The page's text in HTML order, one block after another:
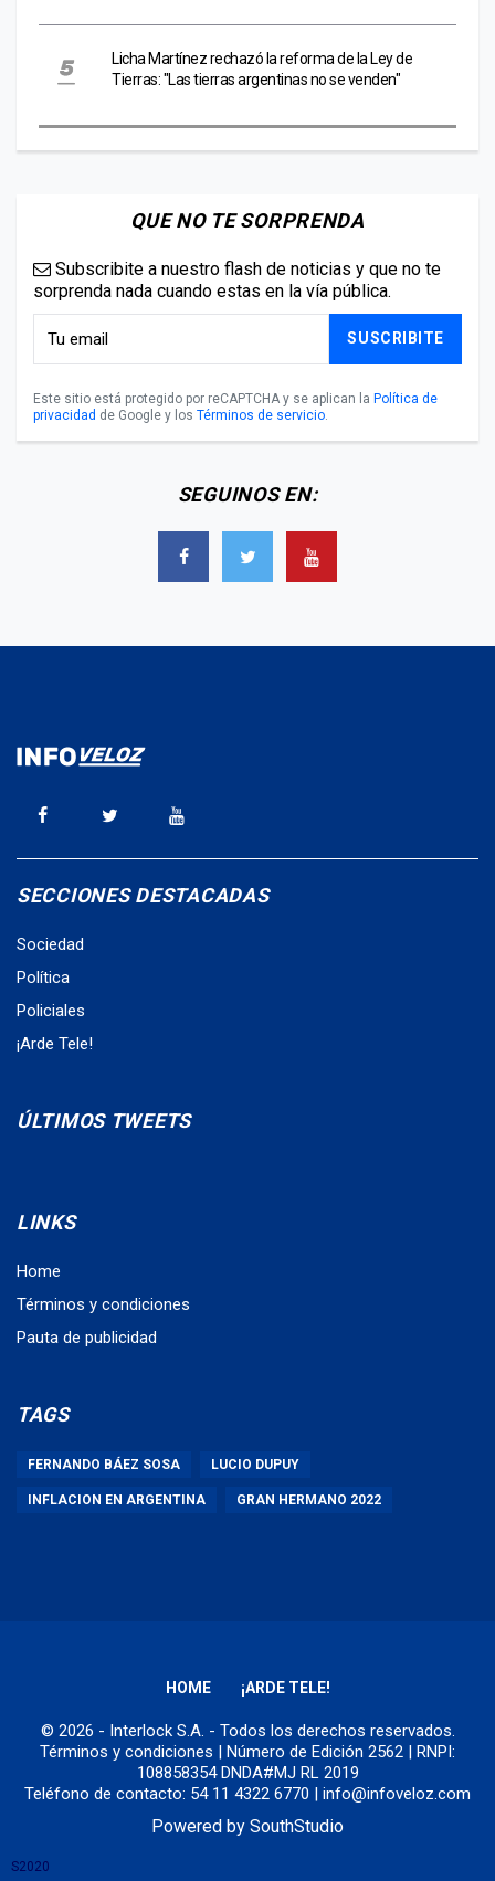
Licha Martínez rechazó la reforma de la Ley de
Tierras: "Las tierras argentinas no se venden"
QUE NO TE SORPRENDA
Subscribite a nuestro flash de noticias y que no te
sorprenda nada cuando estas en la vía pública.
SUSCRIBITE
Este sitio está protegido por reCAPTCHA y se aplican la Política de
privacidad de Google y los Términos de servicio.
SEGUINOS EN:
SECCIONES DESTACADAS
Sociedad
Política
Policiales
¡Arde Tele!
ÚLTIMOS TWEETS
LINKS
Home
Términos y condiciones
Pauta de publicidad
TAGS
FERNANDO BÁEZ SOSA LUCIO DUPUY
INFLACION EN ARGENTINA GRAN HERMANO 2022
HOME ¡ARDE TELE!
© 2026 - Interlock S.A. - Todos los derechos reservados.
Términos y condiciones | Número de Edición 2562 | RNPI:
108858354 DNDA#MJ RL 2019
Teléfono de contacto: 54 11 4322 6770 | info@infoveloz.com
Powered by SouthStudio
S2020